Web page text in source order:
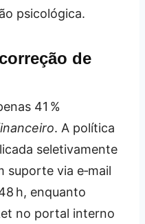
psicológica.
de
41 %
. A política
seletivamente
suporte via e‑mail
h, enquanto
no portal interno